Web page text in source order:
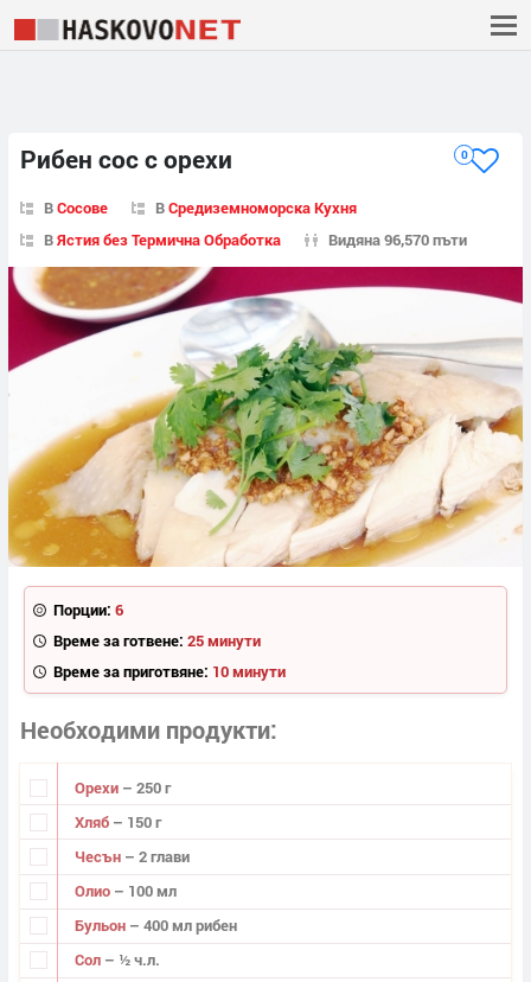
Рибен сос с орехи 0
ВСосове ВСредиземноморска Кухня
ВЯстия без Термична Обработка Видяна 96,570 пъти
Порции: 6
Време за готвене: 25 минути
Време за приготвяне: 10 минути
Необходими продукти
Орехи – 250 г
Хляб – 150 г
Чесън – 2 глави
Олио – 100 мл
Бульон – 400 мл рибен
Сол – ½ ч.л.